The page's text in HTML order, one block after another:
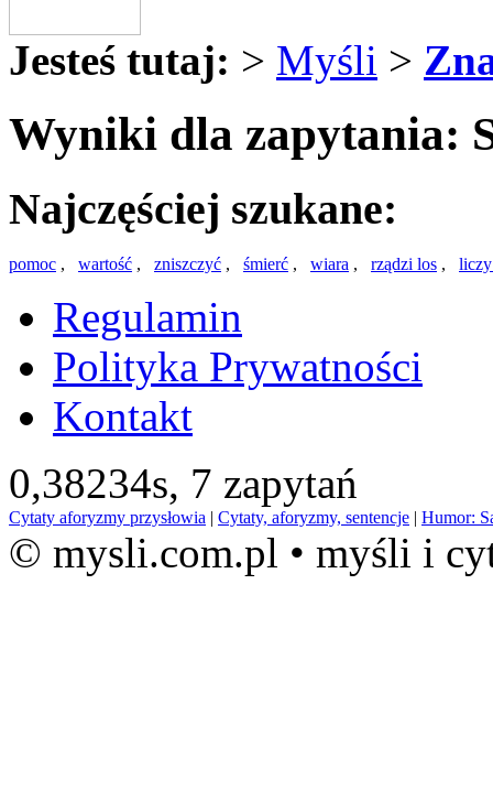
Jesteś tutaj: > Myśli >
Wyniki dla zapytania:
Najczęściej szukane:
pomoc , wartość , zniszczyć , śmierć , wiara , rządzi los , liczy
Regulamin
Polityka Prywatności
Kontakt
0,38234s, 7 zapytań
Cytaty aforyzmy przysłowia | Cytaty, aforyzmy, sentencje | Humor:
© mysli.com.pl • myśli i